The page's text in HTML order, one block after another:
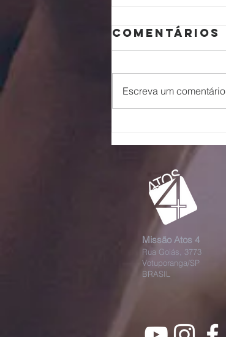
Pai
Comentários
Escreva um comentário
Missão Atos 4
Rua Goiás, 3773
Votuporanga/SP
BRASIL